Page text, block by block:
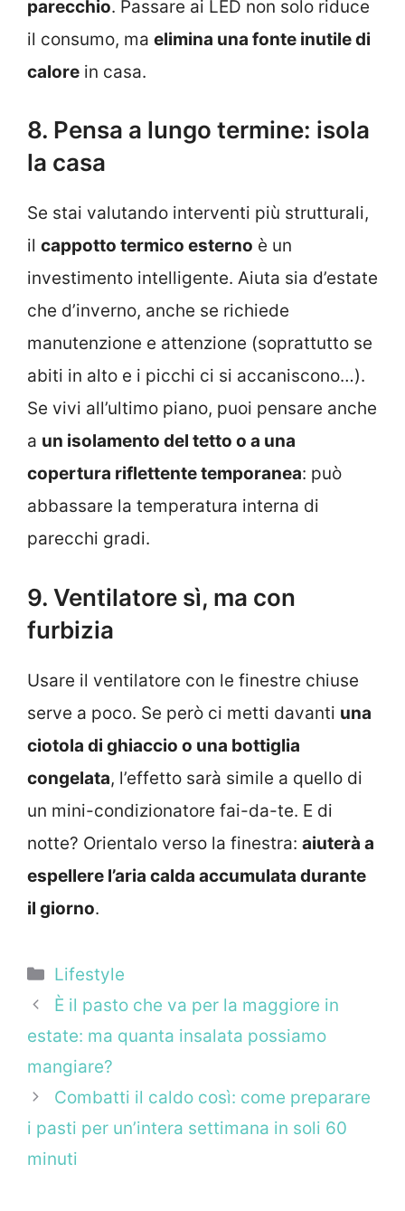
parecchio. Passare ai LED non solo riduce
il consumo, ma elimina una fonte inutile di
calore in casa.
8. Pensa a lungo termine: isola
la casa
Se stai valutando interventi più strutturali,
il cappotto termico esterno è un
investimento intelligente. Aiuta sia d’estate
che d’inverno, anche se richiede
manutenzione e attenzione (soprattutto se
abiti in alto e i picchi ci si accaniscono…).
Se vivi all’ultimo piano, puoi pensare anche
a un isolamento del tetto o a una
copertura riflettente temporanea: può
abbassare la temperatura interna di
parecchi gradi.
9. Ventilatore sì, ma con
furbizia
Usare il ventilatore con le finestre chiuse
serve a poco. Se però ci metti davanti una
ciotola di ghiaccio o una bottiglia
congelata, l’effetto sarà simile a quello di
un mini-condizionatore fai-da-te. E di
notte? Orientalo verso la finestra: aiuterà a
espellere l’aria calda accumulata durante
il giorno.
Categorie
Lifestyle
È il pasto che va per la maggiore in
estate: ma quanta insalata possiamo
mangiare?
Combatti il caldo così: come preparare
i pasti per un’intera settimana in soli 60
minuti